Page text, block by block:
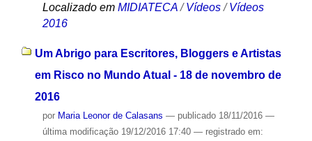
Localizado em MIDIATECA /Vídeos /Vídeos
2016
Um Abrigo para Escritores, Bloggers e Artistas
em Risco no Mundo Atual - 18 de novembro de
2016
por Maria Leonor de Calasans — publicado18/11/2016 —
última modificação19/12/2016 17:40 — registrado em: